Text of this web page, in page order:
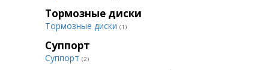
Тормозные диски
Тормозные диски (1)
Суппорт
Суппорт (2)